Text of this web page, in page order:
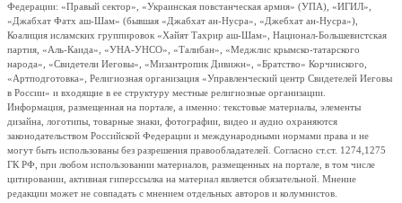
Федерации: «Правый сектор», «Украинская повстанческая армия» (УПА), «ИГИЛ»,
«Джабхат Фатх аш-Шам» (бывшая «Джабхат ан-Нусра», «Джебхат ан-Нусра»),
Коалиция исламских группировок «Хайят Тахрир аш-Шам», Национал-Большевистская
партия, «Аль-Каида», «УНА-УНСО», «Талибан», «Меджлис крымско-татарского
народа», «Свидетели Иеговы», «Мизантропик Дивижн», «Братство» Корчинского,
«Артподготовка», Религиозная организация «Управленческий центр Свидетелей Иеговы
в России» и входящие в ее структуру местные религиозные организации.
Информация, размещенная на портале, а именно: текстовые материалы, элементы
дизайна, логотипы, товарные знаки, фотографии, видео и аудио охраняются
законодательством Российской Федерации и международными нормами права и не
могут быть использованы без разрешения правообладателей. Согласно ст.ст. 1274,1275
ГК РФ, при любом использовании материалов, размещенных на портале, в том числе
цитировании, активная гиперссылка на материал является обязательной. Мнение
редакции может не совпадать с мнением отдельных авторов и колумнистов.